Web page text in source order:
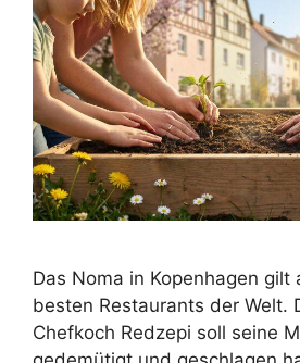
Das Noma in Kopenhagen gilt
besten Restaurants der Welt.
Chefkoch Redzepi soll seine